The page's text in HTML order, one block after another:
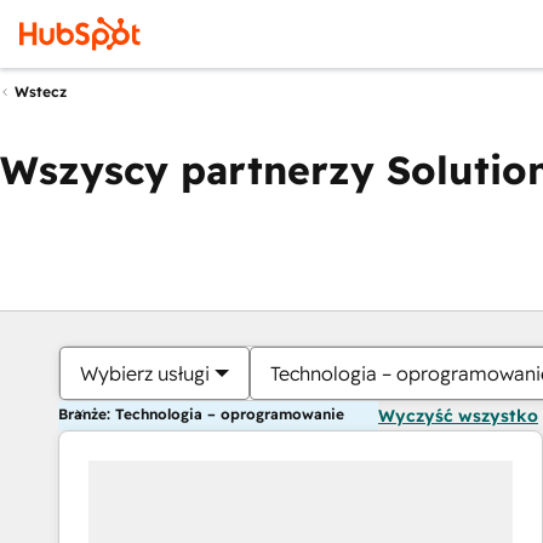
Wstecz
Wszyscy partnerzy
Wybierz usługi Technologia –
Branże: Technologia – oprogramowanie Wyczyść wszystko